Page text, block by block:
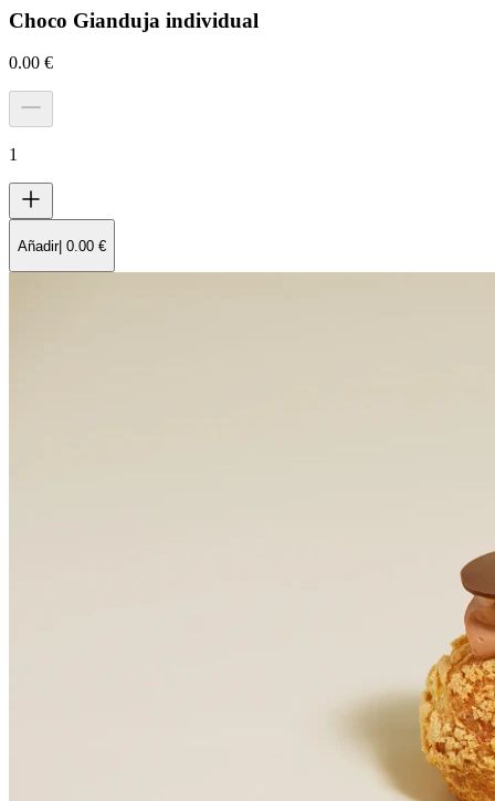
Choco Gianduja individual
0.00 €
1
Añadir| 0.00 €